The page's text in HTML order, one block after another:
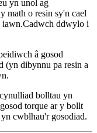
yn unol ag
math o resin sy'n cael
ddwylo i
â gosod
dibynnu pa resin a
bolltau yn
torque ar y bollt
cwblhau'r gosodiad.